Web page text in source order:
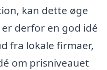
kan dette øge
derfor en god idé
fra lokale firmaer,
om prisniveauet